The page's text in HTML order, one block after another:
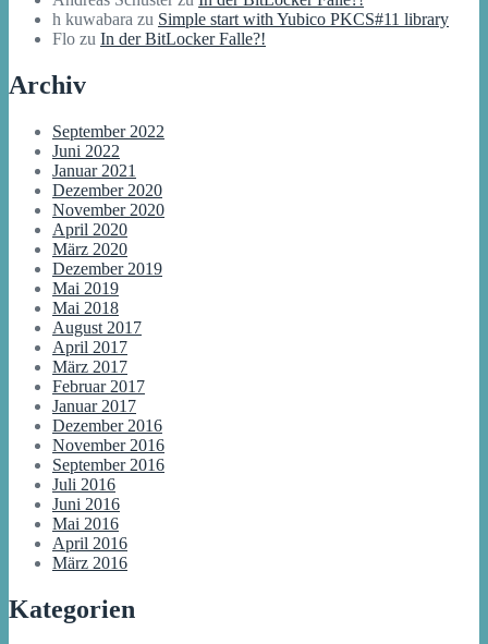
h kuwabara zu Simple start with Yubico PKCS#11 library
Flo zu In der BitLocker Falle?!
Archiv
September 2022
Juni 2022
Januar 2021
Dezember 2020
November 2020
April 2020
März 2020
Dezember 2019
Mai 2019
Mai 2018
August 2017
April 2017
März 2017
Februar 2017
Januar 2017
Dezember 2016
November 2016
September 2016
Juli 2016
Juni 2016
Mai 2016
April 2016
März 2016
Kategorien